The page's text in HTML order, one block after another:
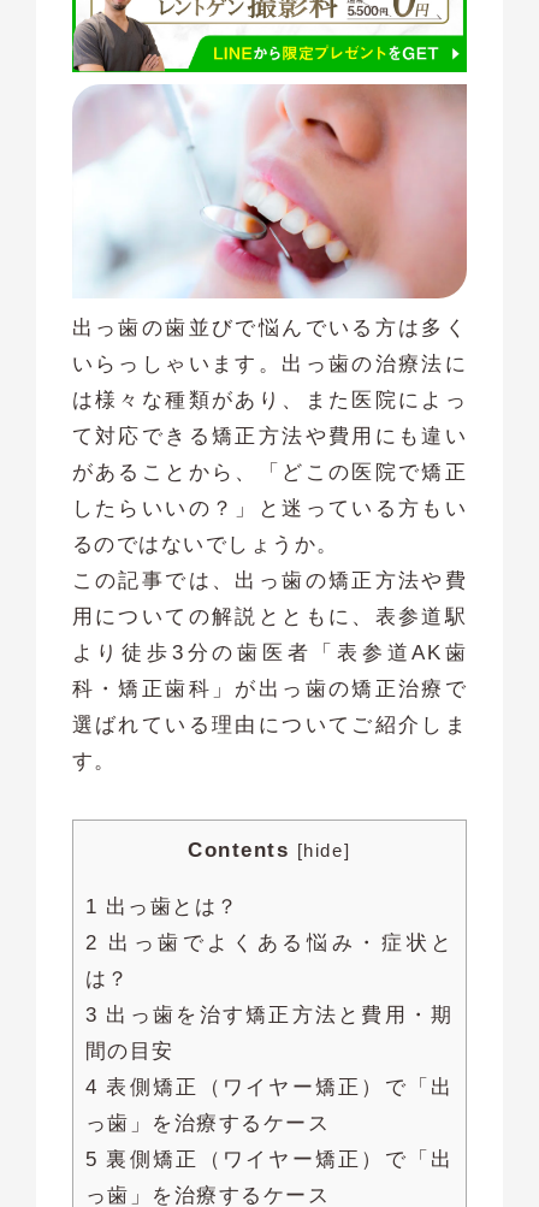
出っ歯の歯並びで悩んでいる方は多く
いらっしゃいます。出っ歯の治療法に
は様々な種類があり、また医院によっ
て対応できる矯正方法や費用にも違い
があることから、「どこの医院で矯正
したらいいの？」と迷っている方もい
るのではないでしょうか。
この記事では、出っ歯の矯正方法や費
用についての解説とともに、表参道駅
より徒歩3分の歯医者「表参道AK歯
科・矯正歯科」が出っ歯の矯正治療で
選ばれている理由についてご紹介しま
す。
Contents [hide]
1 出っ歯とは？
2 出っ歯でよくある悩み・症状と
は？
3 出っ歯を治す矯正方法と費用・期
間の目安
4 表側矯正（ワイヤー矯正）で「出
っ歯」を治療するケース
5 裏側矯正（ワイヤー矯正）で「出
っ歯」を治療するケース